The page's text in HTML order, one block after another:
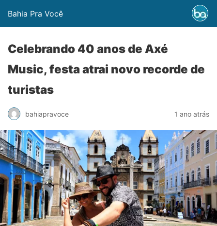
Bahia Pra Você
Celebrando 40 anos de Axé
Music, festa atrai novo recorde de
turistas
bahiapravoce 1 ano atrás